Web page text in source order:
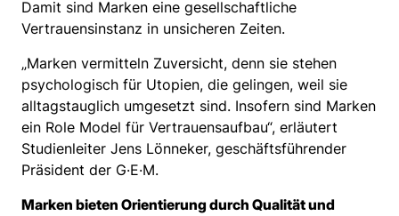
Damit sind Marken eine gesellschaftliche
Vertrauensinstanz in unsicheren Zeiten.
„Marken vermitteln Zuversicht, denn sie stehen
psychologisch für Utopien, die gelingen, weil sie
alltagstauglich umgesetzt sind. Insofern sind Marken
ein Role Model für Vertrauensaufbau“, erläutert
Studienleiter Jens Lönneker, geschäftsführender
Präsident der G·E·M.
Marken bieten Orientierung durch Qualität und